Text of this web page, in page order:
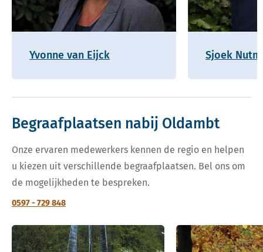
Yvonne van Eijck Sjoek
Begraafplaatsen nabij Oldambt
Onze ervaren medewerkers kennen de regio en helpen
u kiezen uit verschillende begraafplaatsen. Bel ons om
de mogelijkheden te bespreken.
0597 - 729 848